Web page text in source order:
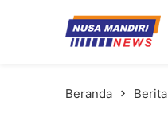
Kampus
Universitas Nusa
Beranda Berita